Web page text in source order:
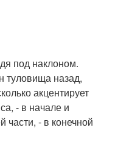
под наклоном.
туловища назад,
акцентирует
- в начале и
части, - в конечной